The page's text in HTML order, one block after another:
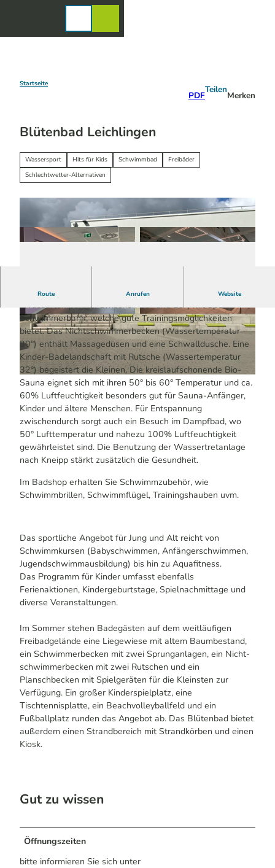
Startseite
PDF
Teilen
Merken
Blütenbad Leichlingen
Wassersport Hits für Kids Schwimmbad
Freibäder
Schlechtwetter-Alternativen
© Pablo Pütz / Das Bergische | KI-optimiert | CC-BY-SA
© Pablo Pütz / Das Bergische | KI-optimiert |
CC-BY-SA
© Pablo Pütz / Das Bergische | KI-optimiert |
CC-BY-SA
Route Anrufen Website
Das Hallenbad umfasst ein 25-m-Schwimmerbecken
(Wassertemperatur zwischen 28° und 29°) mit Sport-
Schwimmerbahn, welche gute Trainingsmöglichkeiten
bietet. Das Nichtschwimmerbecken (Wassertemperatur
30°) enthält Massagedüsen und eine Schwalldusche. Eine
Kinder-Badelandschaft mit Rutsche (Wassertemperatur
32°) begeistert die Kleinen. Die kreislaufschonende Bio-
Sauna eignet sich mit ihren 50° bis 60° Temperatur und ca.
60% Luftfeuchtigkeit besonders gut für Sauna-Anfänger,
Kinder und ältere Menschen. Für Entspannung
zwischendurch sorgt auch ein Besuch im Dampfbad, wo
50° Lufttemperatur und nahezu 100% Luftfeuchtigkeit
gewährleistet sind. Die Benutzung der Wassertretanlage
nach Kneipp stärkt zusätzlich die Gesundheit.
Im Badshop erhalten Sie Schwimmzubehör, wie
Schwimmbrillen, Schwimmflügel, Trainingshauben uvm.
Das sportliche Angebot für Jung und Alt reicht von
Schwimmkursen (Babyschwimmen, Anfängerschwimmen,
Jugendschwimmausbildung) bis hin zu Aquafitness.
Das Programm für Kinder umfasst ebenfalls
Ferienaktionen, Kindergeburtstage, Spielnachmittage und
diverse Veranstaltungen.
Im Sommer stehen Badegästen auf dem weitläufigen
Freibadgelände eine Liegewiese mit altem Baumbestand,
ein Schwimmerbecken mit zwei Sprunganlagen, ein Nicht-
schwimmerbecken mit zwei Rutschen und ein
Planschbecken mit Spielgeräten für die Kleinsten zur
Verfügung. Ein großer Kinderspielplatz, eine
Tischtennisplatte, ein Beachvolleyballfeld und ein
Fußballplatz runden das Angebot ab. Das Blütenbad bietet
außerdem einen Strandbereich mit Strandkörben und einen
Kiosk.
Gut zu wissen
Öffnungszeiten
bitte informieren Sie sich unter